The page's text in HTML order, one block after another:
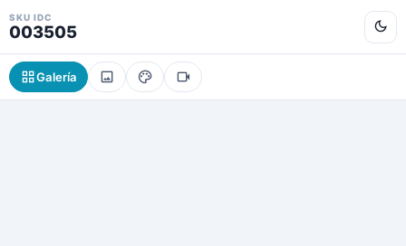
SKU IDC
003505
Galería